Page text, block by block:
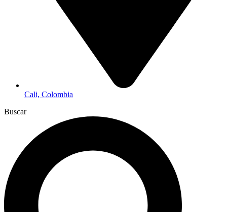
Cali, Colombia
Buscar